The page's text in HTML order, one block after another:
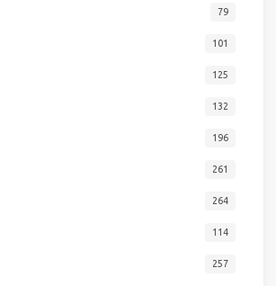
79
101
125
132
196
261
264
114
257